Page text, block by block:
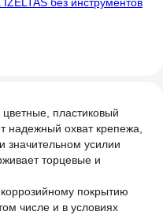
пластиковый
надежный охват крепежа,
значительном усилии
торцевые и
покрытию
числе и в условиях